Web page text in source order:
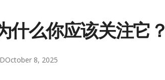
什么你应该关注它？
October 8, 2025